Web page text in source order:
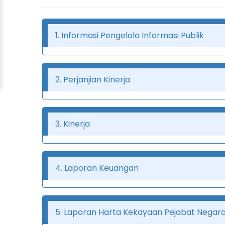
1. Informasi Pengelola Informasi Publik
2. Perjanjian Kinerja
3. Kinerja
4. Laporan Keuangan
5. Laporan Harta Kekayaan Pejabat